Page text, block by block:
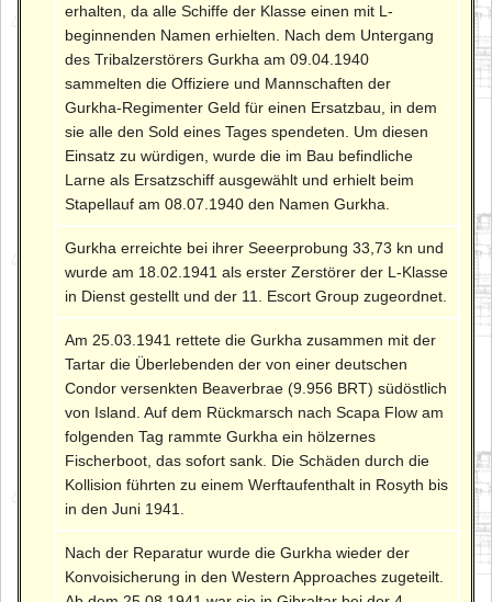
erhalten, da alle Schiffe der Klasse einen mit L-
beginnenden Namen erhielten. Nach dem Untergang
des Tribalzerstörers Gurkha am 09.04.1940
sammelten die Offiziere und Mannschaften der
Gurkha-Regimenter Geld für einen Ersatzbau, in dem
sie alle den Sold eines Tages spendeten. Um diesen
Einsatz zu würdigen, wurde die im Bau befindliche
Larne als Ersatzschiff ausgewählt und erhielt beim
Stapellauf am 08.07.1940 den Namen Gurkha.
Gurkha erreichte bei ihrer Seeerprobung 33,73 kn und
wurde am 18.02.1941 als erster Zerstörer der L-Klasse
in Dienst gestellt und der 11. Escort Group zugeordnet.
Am 25.03.1941 rettete die Gurkha zusammen mit der
Tartar die Überlebenden der von einer deutschen
Condor versenkten Beaverbrae (9.956 BRT) südöstlich
von Island. Auf dem Rückmarsch nach Scapa Flow am
folgenden Tag rammte Gurkha ein hölzernes
Fischerboot, das sofort sank. Die Schäden durch die
Kollision führten zu einem Werftaufenthalt in Rosyth bis
in den Juni 1941.
Nach der Reparatur wurde die Gurkha wieder der
Konvoisicherung in den Western Approaches zugeteilt.